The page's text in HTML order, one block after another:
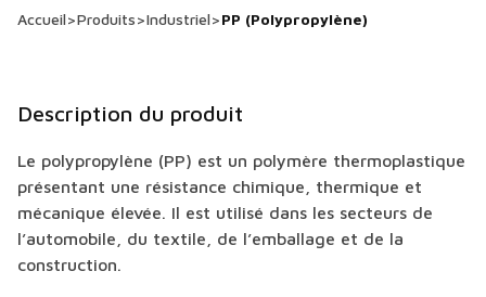
Accueil>Produits>Industriel>PP (Polypropylène)
Description du produit
Le polypropylène (PP) est un polymère thermoplastique
présentant une résistance chimique, thermique et
mécanique élevée. Il est utilisé dans les secteurs de
l’automobile, du textile, de l’emballage et de la
construction.